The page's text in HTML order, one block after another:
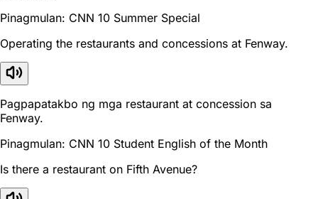
Pinagmulan: CNN 10 Summer Special
Operating the restaurants and concessions at Fenway.
Pagpapatakbo ng mga restaurant at concession sa
Fenway.
Pinagmulan: CNN 10 Student English of the Month
Is there a restaurant on Fifth Avenue?